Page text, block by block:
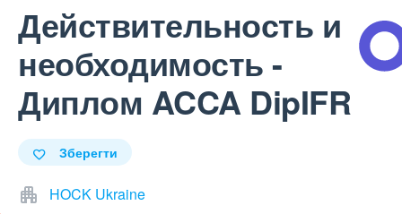
Действительность и
необходимость -
Диплом ACCA DipIFR
Зберегти
HOCK Ukraine